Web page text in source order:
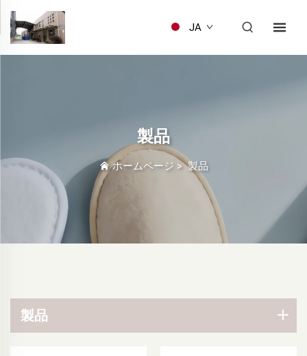
JA
製品
ホームページ >製品
製品